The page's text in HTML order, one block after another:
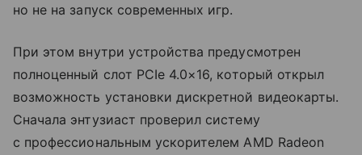
но не на запуск современных игр.
При этом внутри устройства предусмотрен
полноценный слот PCIe 4.0×16, который открыл
возможность установки дискретной видеокарты.
Сначала энтузиаст проверил систему
с профессиональным ускорителем AMD Radeon